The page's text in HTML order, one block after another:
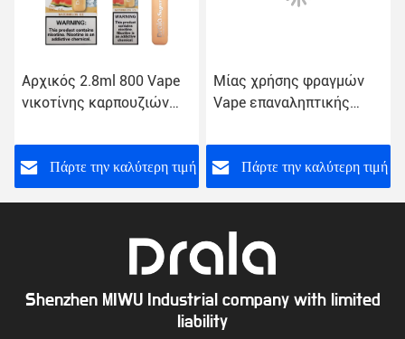
Αρχικός 2.8ml 800 Vape
νικοτίνης καρπουζιών
ραβδιών Vape ριπών
μανδρώνΠάρτε την καλύτερη τιμή
Μίας χρήσης φραγμών
Vape επαναληπτικής
μανδρών Vape 800 ριπών
χωρίς επίδειξη
Πάρτε την καλύτερη τιμή
Shenzhen MIWU Industrial company with limited
liability